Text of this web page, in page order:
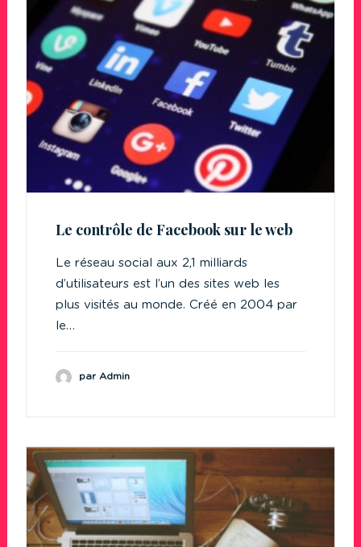
Le contrôle de Facebook sur le web
Le réseau social aux 2,1 milliards
d’utilisateurs est l’un des sites web les
plus visités au monde. Créé en 2004 par
le…
par Admin